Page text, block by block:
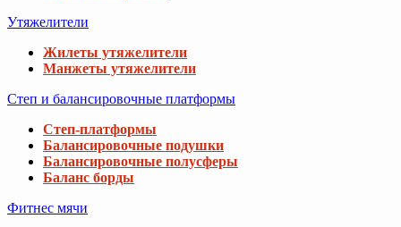
Утяжелители
Жилеты утяжелители
Манжеты утяжелители
Степ и балансировочные платформы
Степ-платформы
Балансировочные подушки
Балансировочные полусферы
Баланс борды
Фитнес мячи